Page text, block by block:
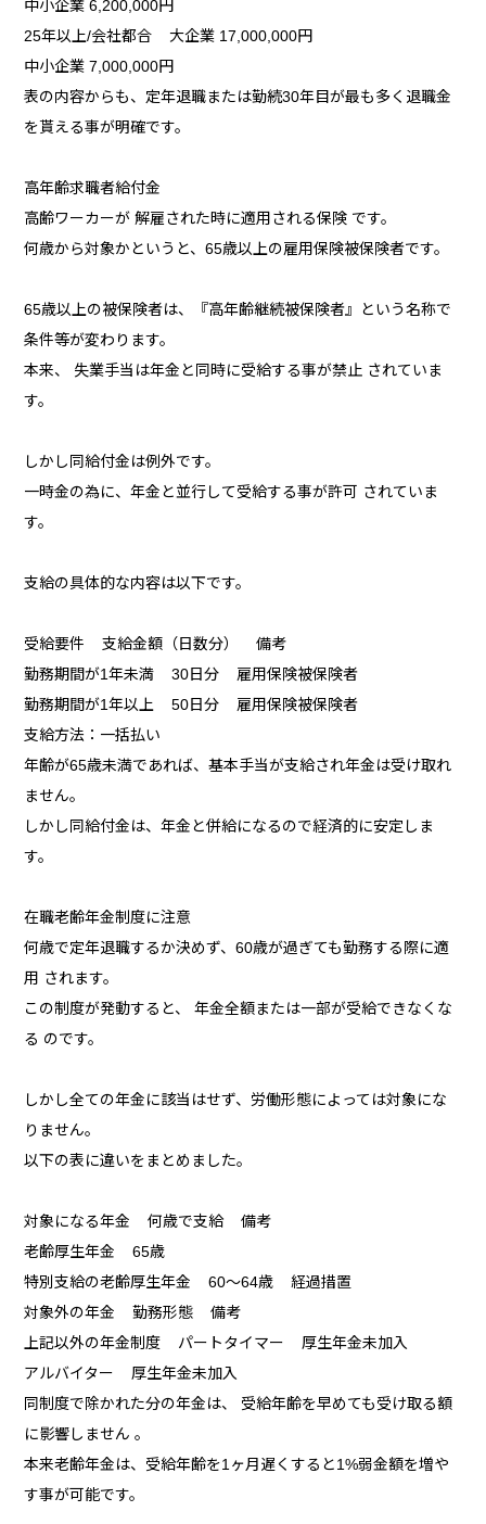
中小企業 6,200,000円
25年以上/会社都合 大企業 17,000,000円
中小企業 7,000,000円
表の内容からも、定年退職または勤続30年目が最も多く退職金
を貰える事が明確です。
高年齢求職者給付金
高齢ワーカーが 解雇された時に適用される保険 です。
何歳から対象かというと、65歳以上の雇用保険被保険者です。
65歳以上の被保険者は、『高年齢継続被保険者』という名称で
条件等が変わります。
本来、 失業手当は年金と同時に受給する事が禁止 されていま
す。
しかし同給付金は例外です。
一時金の為に、年金と並行して受給する事が許可 されていま
す。
支給の具体的な内容は以下です。
受給要件 支給金額（日数分） 備考
勤務期間が1年未満 30日分 雇用保険被保険者
勤務期間が1年以上 50日分 雇用保険被保険者
支給方法：一括払い
年齢が65歳未満であれば、基本手当が支給され年金は受け取れ
ません。
しかし同給付金は、年金と併給になるので経済的に安定しま
す。
在職老齢年金制度に注意
何歳で定年退職するか決めず、60歳が過ぎても勤務する際に適
用 されます。
この制度が発動すると、 年金全額または一部が受給できなくな
る のです。
しかし全ての年金に該当はせず、労働形態によっては対象にな
りません。
以下の表に違いをまとめました。
対象になる年金 何歳で支給 備考
老齢厚生年金 65歳
特別支給の老齢厚生年金 60～64歳 経過措置
対象外の年金 勤務形態 備考
上記以外の年金制度 パートタイマー 厚生年金未加入
アルバイター 厚生年金未加入
同制度で除かれた分の年金は、 受給年齢を早めても受け取る額
に影響しません 。
本来老齢年金は、受給年齢を1ヶ月遅くすると1%弱金額を増や
す事が可能です。